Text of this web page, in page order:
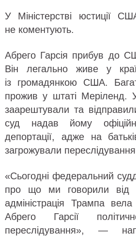
У Міністерстві юстиції
не коментують.
Абрего Гарсія прибув до
Він легально живе у
із громадянкою США.
прожив у штаті Меріленд.
заарештували та
суд надав йому
депортації, адже на
загрожували
«Сьогодні федеральний
про що ми говорили від
адміністрація Трампа
Абрего Гарсії
переслідування», —